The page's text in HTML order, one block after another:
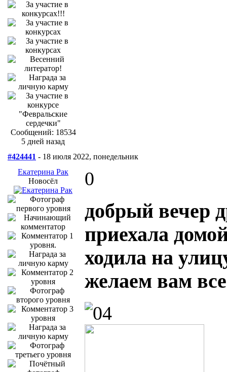
Сообщений: 18534
5 дней назад
#424441 - 18 июля 2022, понедельник
Екатерина Рак
Новосёл
0
добрый вечер
приехала
ходила на
желаем вам